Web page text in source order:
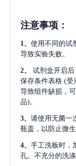
注意事项 ：
1、 使用不同的试
导致实验失败。
2、
试剂盒开启
保存条件表格 (受
导致组件缺损，
品)。
3、 请使用无菌一
瓶盖，以防止微
4、 手工洗板时，
孔。不充分的洗